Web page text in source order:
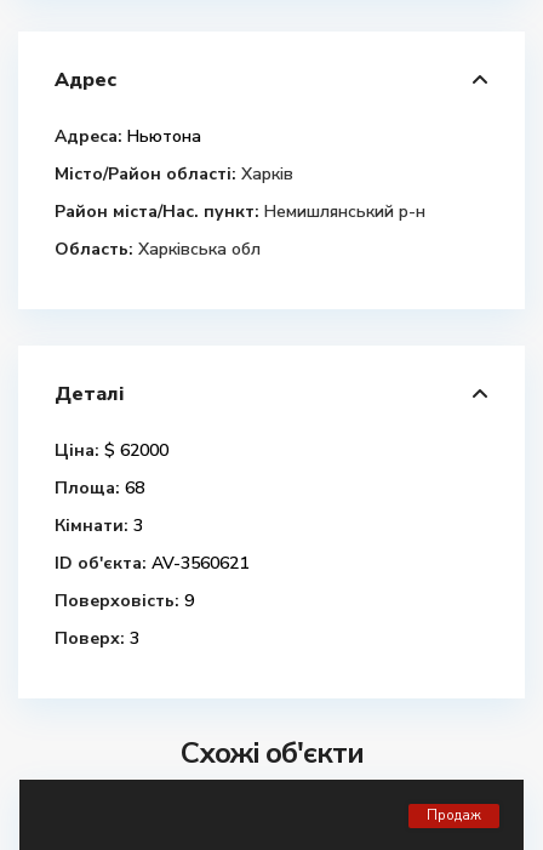
Адрес
Адреса: Ньютона
Місто/Район області: Харків
Район міста/Нас. пункт: Немишлянський р-н
Область: Харківська обл
Деталі
Ціна: $ 62000
Площа: 68
Кімнати: 3
ID об'єкта: AV-3560621
Поверховість: 9
Поверх: 3
Схожі об'єкти
Продаж